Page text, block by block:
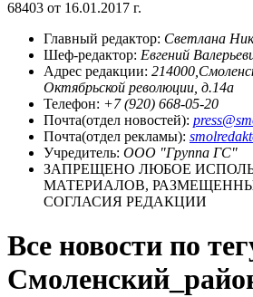
68403 от 16.01.2017 г.
Главный редактор: Светлана
Шеф-редактор: Евгений
Адрес редакции:
Октябрьской революции, д.14а
Телефон: +7 (920) 668-05-20
Почта(отдел новостей):
Почта(отдел рекламы):
Учредитель: ООО "Группа ГС"
ЗАПРЕЩЕНО ЛЮБОЕ
МАТЕРИАЛОВ,
СОГЛАСИЯ РЕДАКЦИИ
Все новости по